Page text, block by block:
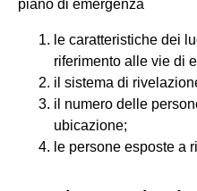
piano di emergenza
le caratteristiche dei
riferimento alle vie di
il sistema di
il numero delle
ubicazione;
le persone esposte a